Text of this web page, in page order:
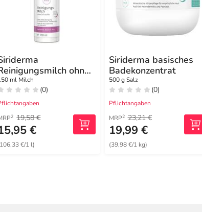
ohne
ml Milch
(0)
2 19,58 €
€
€/1 l)
Siriderma basisches
Badekonzentrat
500 g Salz
(0)
Pflichtangaben
MRP2 23,21 €
19,99 €
(39,98 €/1 kg)